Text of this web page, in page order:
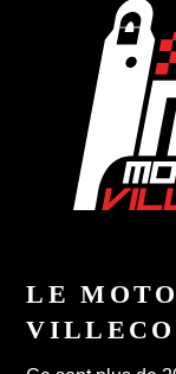
LE